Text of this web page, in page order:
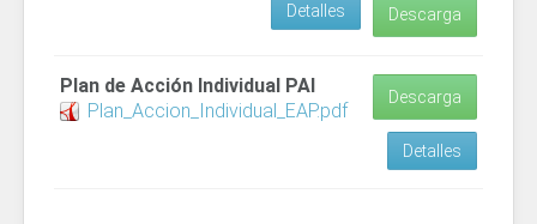
Descarga
Detalles
Plan de Acción Individual PAI
Plan_Accion_Individual_EAP.pdf
Descarga
Detalles